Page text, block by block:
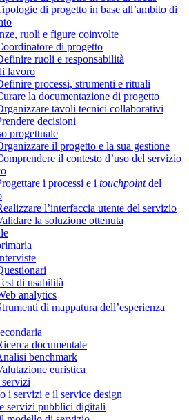
di progetto in base all’ambito di
ruoli e figure coinvolte
di progetto
ruoli e responsabilità
lavoro
processi, strumenti e rituali
la documentazione di progetto
tavoli tecnici collaborativi
decisioni
progettuale
il progetto e la sua gestione
il contesto d’uso del servizio
i processi e i touchpointdel
l’interfaccia utente del servizio
la soluzione ottenuta
di usabilità
analytics
di mappatura dell’esperienza
documentale
benchmark
euristica
i servizi e il service design
servizi pubblici digitali